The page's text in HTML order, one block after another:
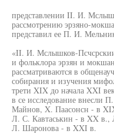
представлении II. И.
рассмотрению эрзяно-
представил ее П. И.
«II. И. Мслышков-Псчсрскии
и фольклора эрзян и
рассматриваются в
собирания и изучения
трети XIX до начала XXI
в се исследование внесли
Майнов, X. Паасонсн - в
Л. С. Кавтаськин - в XX
Л. Шаронова - в XXI в.